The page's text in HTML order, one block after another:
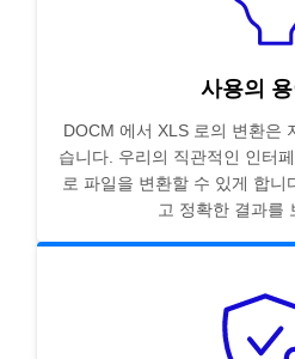
사용의
DOCM 에서 XLS 로의 변환은
습니다. 우리의 직관적인 인터
로 파일을 변환할 수 있게 합니
고 정확한 결과를